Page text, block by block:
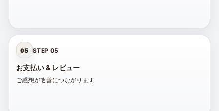
05 STEP 05
お支払い & レビュー
ご感想が改善につながります